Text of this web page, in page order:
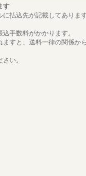
す
払込先が記載してありま
手数料がかかります。
すと、送料一律の関係か
い。